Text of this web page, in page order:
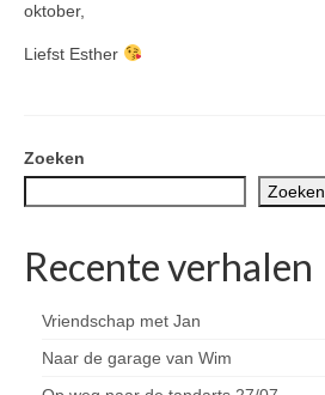
oktober,
Liefst Esther
Zoeken
Zoeken
Recente verhalen
Vriendschap met Jan
Naar de garage van Wim